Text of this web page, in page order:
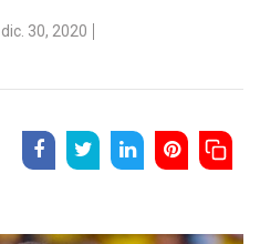
dic. 30, 2020